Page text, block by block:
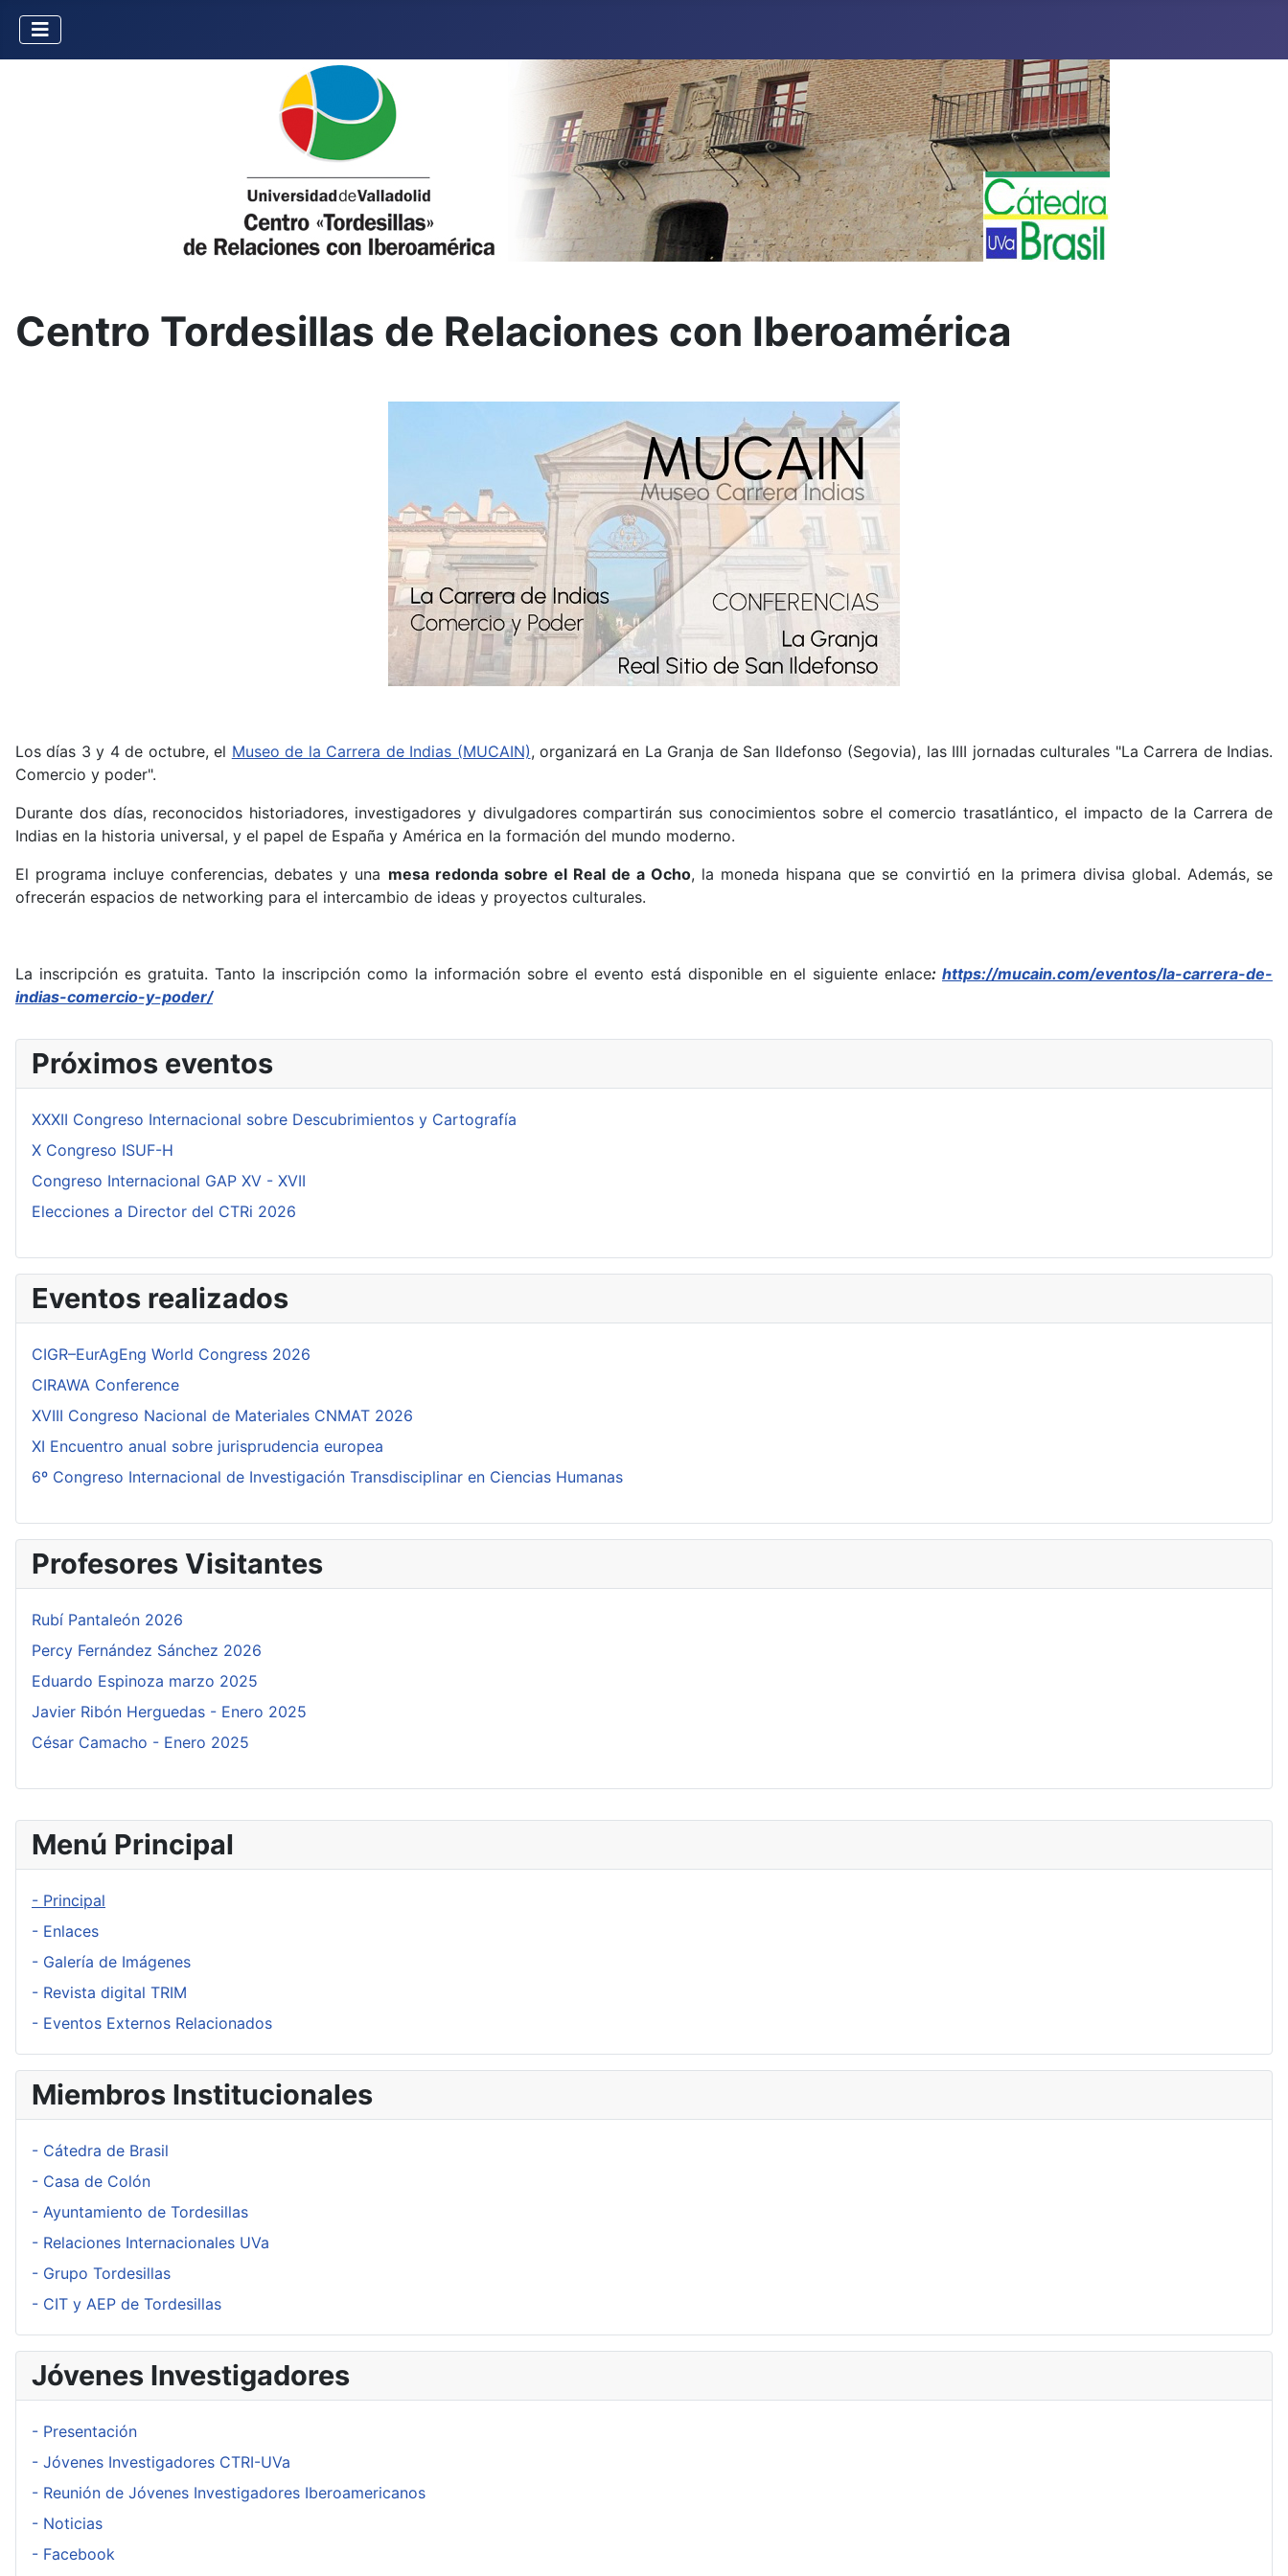
Menú Principal
- Principal
- Enlaces
- Galería de Imágenes
- Revista digital TRIM
- Eventos Externos Relacionados
Miembros Institucionales
- Cátedra de Brasil
- Casa de Colón
- Ayuntamiento de Tordesillas
- Relaciones Internacionales UVa
- Grupo Tordesillas
- CIT y AEP de Tordesillas
Jóvenes Investigadores
- Presentación
- Jóvenes Investigadores CTRI-UVa
- Reunión de Jóvenes Investigadores Iberoamericanos
- Noticias
- Facebook
Centro Tordesillas de Relaciones con Iberoamérica
Los días 3 y 4 de octubre, el Museo de la Carrera de Indias (MUCAIN), organizará en La Granja de San Ildefonso (Segovia), las IIII jornadas culturales "La Carrera de Indias.
Comercio y poder".
Durante dos días, reconocidos historiadores, investigadores y divulgadores compartirán sus conocimientos sobre el comercio trasatlántico, el impacto de la Carrera de
Indias en la historia universal, y el papel de España y América en la formación del mundo moderno.
El programa incluye conferencias, debates y una mesa redonda sobre el Real de a Ocho, la moneda hispana que se convirtió en la primera divisa global. Además, se
ofrecerán espacios de networking para el intercambio de ideas y proyectos culturales.
La inscripción es gratuita. Tanto la inscripción como la información sobre el evento está disponible en el siguiente enlace: https://mucain.com/eventos/la-carrera-de-
indias-comercio-y-poder/
Próximos eventos
XXXII Congreso Internacional sobre Descubrimientos y Cartografía
X Congreso ISUF-H
Congreso Internacional GAP XV - XVII
Elecciones a Director del CTRi 2026
Eventos realizados
CIGR–EurAgEng World Congress 2026
CIRAWA Conference
XVIII Congreso Nacional de Materiales CNMAT 2026
XI Encuentro anual sobre jurisprudencia europea
6º Congreso Internacional de Investigación Transdisciplinar en Ciencias Humanas
Profesores Visitantes
Rubí Pantaleón 2026
Percy Fernández Sánchez 2026
Eduardo Espinoza marzo 2025
Javier Ribón Herguedas - Enero 2025
César Camacho - Enero 2025